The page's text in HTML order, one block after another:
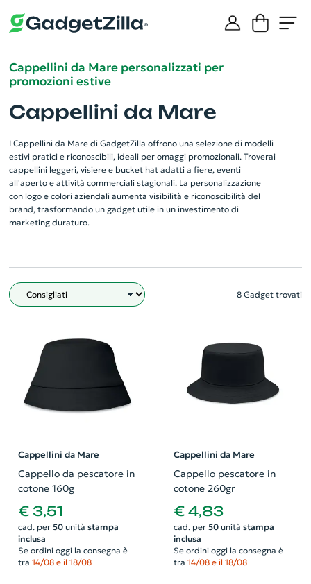
Cappellini da Mare personalizzati per
promozioni estive
Cappellini da Mare
I Cappellini da Mare di GadgetZilla offrono una selezione di modelli
estivi pratici e riconoscibili, ideali per omaggi promozionali. Troverai
cappellini leggeri, visiere e bucket hat adatti a fiere, eventi
all'aperto e attività commerciali stagionali. La personalizzazione
con logo e colori aziendali aumenta visibilità e riconoscibilità del
brand, trasformando un gadget utile in un investimento di
marketing duraturo.
Filtro 8 Gadget trovati
Cappellini da Mare
Cappello da pescatore in
cotone 160g
€ 3,51
cad. per 50unità stampa
inclusa
Se ordini oggi la consegna è
tra 14/08 e il 18/08
Cappellini da Mare
Cappello pescatore in
cotone 260gr
€ 4,83
cad. per 50unità stampa
inclusa
Se ordini oggi la consegna è
tra 14/08 e il 18/08